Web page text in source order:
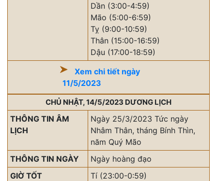
Dần (3:00-4:59)
Mão (5:00-6:59)
Tỵ (9:00-10:59)
Thân (15:00-16:59)
Dậu (17:00-18:59)
Xem chi tiết ngày
11/5/2023
CHỦ NHẬT, 14/5/2023 DƯƠNG LỊCH
THÔNG TIN ÂM
LỊCH
Ngày 25/3/2023 Tức ngày
Nhâm Thân, tháng Bính Thìn,
năm Quý Mão
THÔNG TIN NGÀY
Ngày hoàng đạo
GIỜ TỐT
Tí (23:00-0:59)